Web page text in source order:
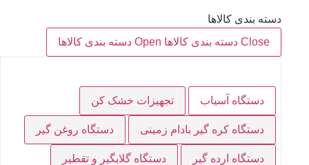
دسته بندی کالاها
Close دسته بندی کالاها
Open دسته بندی کالاها
دستگاه آسیاب تجهیزات خشک کن
دستگاه کره گیر بادام زمینی دستگاه روغن گیر
دستگاه ارده گیر دستگاه گلابگیر و تقطیر